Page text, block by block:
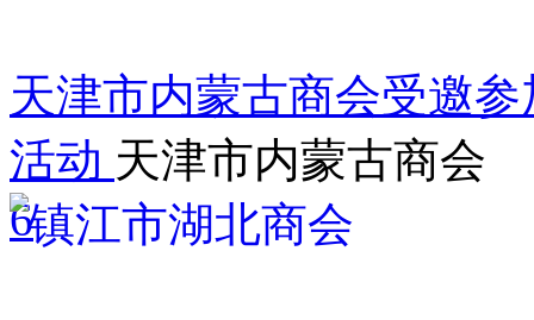
天津市内蒙古商会受邀
活动 天津市内蒙古商会
6